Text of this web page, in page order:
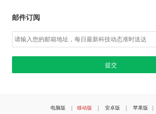
邮件订阅
电脑版 | 移动版 | 安卓版 | 苹果版 |